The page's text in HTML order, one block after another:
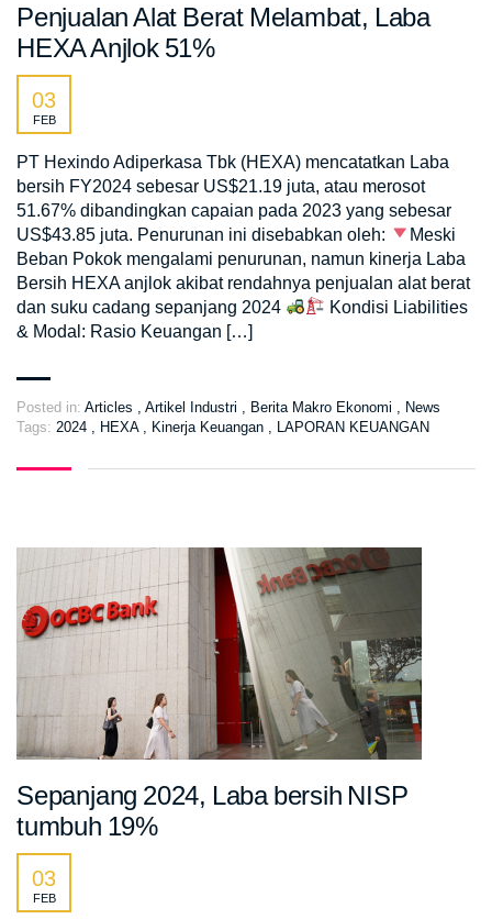
Penjualan Alat Berat Melambat, Laba
HEXA Anjlok 51%
03
FEB
PT Hexindo Adiperkasa Tbk (HEXA) mencatatkan Laba
bersih FY2024 sebesar US$21.19 juta, atau merosot
51.67% dibandingkan capaian pada 2023 yang sebesar
US$43.85 juta. Penurunan ini disebabkan oleh:
Meski
Beban Pokok mengalami penurunan, namun kinerja Laba
Bersih HEXA anjlok akibat rendahnya penjualan alat berat
dan suku cadang sepanjang 2024
Kondisi Liabilities
& Modal: Rasio Keuangan […]
Posted in: Articles Artikel Industri Berita Makro Ekonomi
News
Tags: 2024 HEXA Kinerja Keuangan LAPORAN KEUANGAN
Sepanjang 2024, Laba bersih NISP
tumbuh 19%
03
FEB